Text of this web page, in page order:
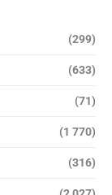
(299)
(633)
(71)
(1 770)
(316)